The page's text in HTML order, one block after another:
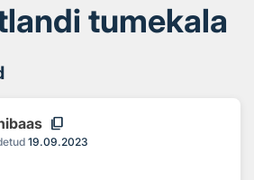
tumekala
content_copy
19.09.2023